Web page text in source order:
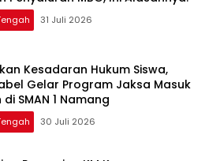
31 Juli 2026
Kesadaran Hukum Siswa,
Gelar Program Jaksa Masuk
SMAN 1 Namang
30 Juli 2026